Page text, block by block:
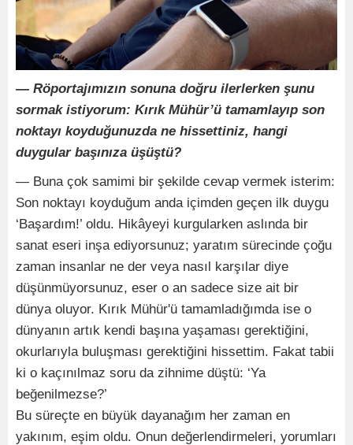
— Röportajımızın sonuna doğru ilerlerken şunu
sormak istiyorum: Kırık Mühür’ü tamamlayıp son
noktayı koyduğunuzda ne hissettiniz, hangi
duygular başınıza üşüştü?
— Buna çok samimi bir şekilde cevap vermek isterim:
Son noktayı koyduğum anda içimden geçen ilk duygu
‘Başardım!’ oldu. Hikâyeyi kurgularken aslında bir
sanat eseri inşa ediyorsunuz; yaratım sürecinde çoğu
zaman insanlar ne der veya nasıl karşılar diye
düşünmüyorsunuz, eser o an sadece size ait bir
dünya oluyor. Kırık Mühür'ü tamamladığımda ise o
dünyanın artık kendi başına yaşaması gerektiğini,
okurlarıyla buluşması gerektiğini hissettim. Fakat tabii
ki o kaçınılmaz soru da zihnime düştü: ‘Ya
beğenilmezse?’
Bu süreçte en büyük dayanağım her zaman en
yakınım, eşim oldu. Onun değerlendirmeleri, yorumları